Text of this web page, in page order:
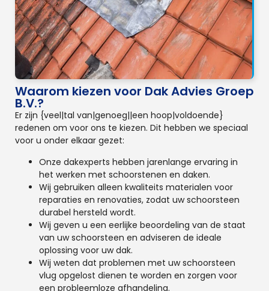
Waarom kiezen voor Dak Advies Groep
B.V.?
Er zijn {veel|tal van|genoeg||een hoop|voldoende}
redenen om voor ons te kiezen. Dit hebben we speciaal
voor u onder elkaar gezet:
Onze dakexperts hebben jarenlange ervaring in
het werken met schoorstenen en daken.
Wij gebruiken alleen kwaliteits materialen voor
reparaties en renovaties, zodat uw schoorsteen
durabel hersteld wordt.
Wij geven u een eerlijke beoordeling van de staat
van uw schoorsteen en adviseren de ideale
oplossing voor uw dak.
Wij weten dat problemen met uw schoorsteen
vlug opgelost dienen te worden en zorgen voor
een probleemloze afhandeling.